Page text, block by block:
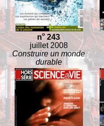
no 243
juillet 2008
Construire un monde
durable